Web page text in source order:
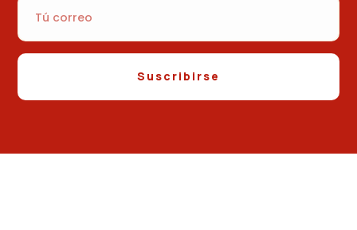
Suscribirse